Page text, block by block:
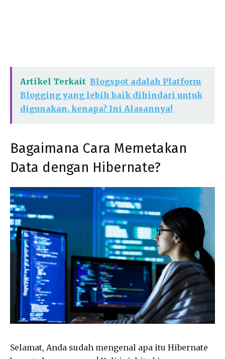
Artikel Terkait Blogspot adalah Platform
Blogging yang lebih baik dihindari untuk
digunakan, kenapa? Ini Alasannya!
Bagaimana Cara Memetakan
Data dengan Hibernate?
Selamat, Anda sudah mengenal apa itu Hibernate